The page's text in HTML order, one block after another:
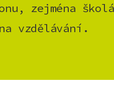
zejména
vzdělávání.